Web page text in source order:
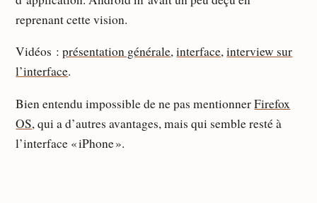
reprenant cette vision.
Vidéos :présentation générale,interface,interview sur
l’interface.
Bien entendu impossible de ne pas mentionnerFirefox
OS, qui a d’autres avantages, mais qui semble resté à
l’interface « iPhone ».